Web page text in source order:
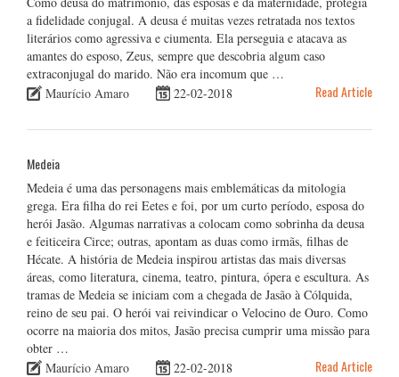
a fidelidade conjugal. A deusa é muitas vezes retratada nos textos
literários como agressiva e ciumenta. Ela perseguia e atacava as
amantes do esposo, Zeus, sempre que descobria algum caso
extraconjugal do marido. Não era incomum que …
Maurício Amaro
22-02-2018 Read Article
Medeia
Medeia é uma das personagens mais emblemáticas da mitologia
grega. Era filha do rei Eetes e foi, por um curto período, esposa do
herói Jasão. Algumas narrativas a colocam como sobrinha da deusa
e feiticeira Circe; outras, apontam as duas como irmãs, filhas de
Hécate. A história de Medeia inspirou artistas das mais diversas
áreas, como literatura, cinema, teatro, pintura, ópera e escultura. As
tramas de Medeia se iniciam com a chegada de Jasão à Cólquida,
reino de seu pai. O herói vai reivindicar o Velocino de Ouro. Como
ocorre na maioria dos mitos, Jasão precisa cumprir uma missão para
obter …
Maurício Amaro
22-02-2018 Read Article